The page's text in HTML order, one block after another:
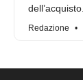
dell’acquisto.
Redazione